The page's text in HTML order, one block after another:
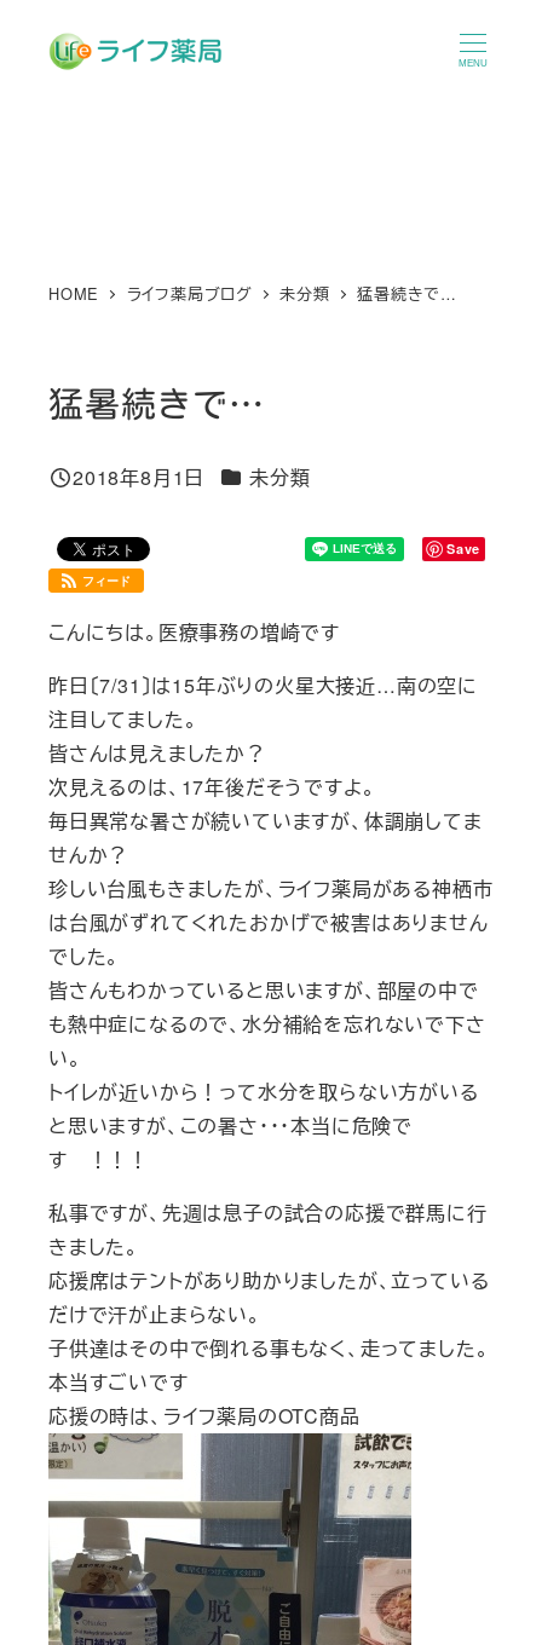
MENU
HOME ライフ薬局ブログ 未分類 猛暑続きで…
猛暑続きで…
投稿日
2018年8月1日 カテゴリー
未分類
Save
フィード
こんにちは。医療事務の増崎です
昨日〔7/31〕は15年ぶりの火星大接近…南の空に
注目してました。
皆さんは見えましたか？
次見えるのは、17年後だそうですよ。
毎日異常な暑さが続いていますが、体調崩してま
せんか？
珍しい台風もきましたが、ライフ薬局がある神栖市
は台風がずれてくれたおかげで被害はありません
でした。
皆さんもわかっていると思いますが、部屋の中で
も熱中症になるので、水分補給を忘れないで下さ
い。
トイレが近いから！って水分を取らない方がいる
と思いますが、この暑さ・・・本当に危険で
す ！！！
私事ですが、先週は息子の試合の応援で群馬に行
きました。
応援席はテントがあり助かりましたが、立っている
だけで汗が止まらない。
子供達はその中で倒れる事もなく、走ってました。
本当すごいです
応援の時は、ライフ薬局のOTC商品